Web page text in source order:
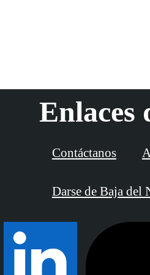
Enlaces
Contáctanos
Darse de Baja del